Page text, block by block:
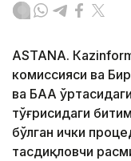
ASTANА.
комиссияси ва
ва БАА
тўғрисидаги
бўлган ички
тасдиқловчи